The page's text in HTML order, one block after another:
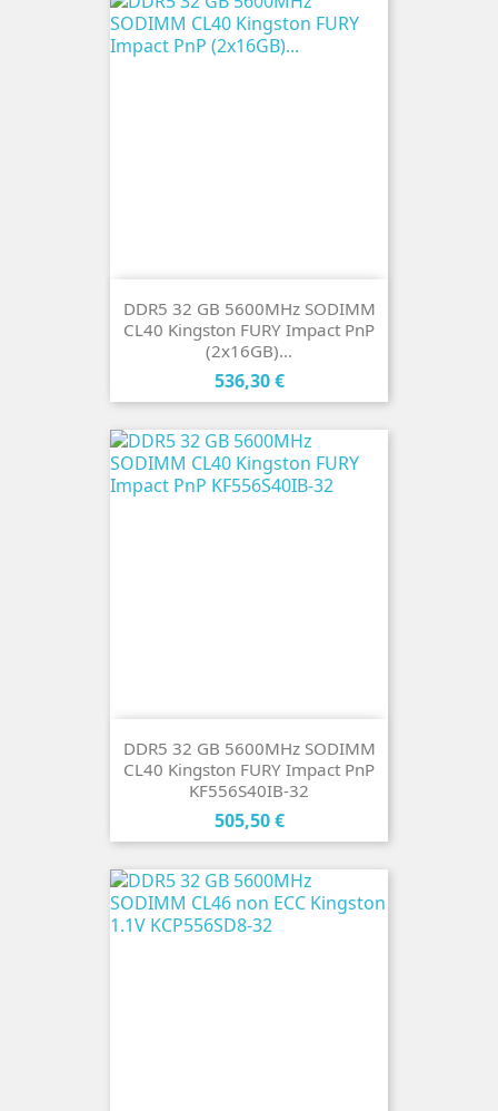
DDR5 32 GB 5600MHz SODIMM
CL40 Kingston FURY Impact PnP
(2x16GB)...
Cena
536,30 €
DDR5 32 GB 5600MHz SODIMM
CL40 Kingston FURY Impact PnP
KF556S40IB-32
Cena
505,50 €